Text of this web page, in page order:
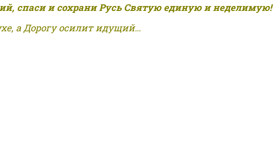
спаси и сохрани Русь Святую единую и неделимую!
а Дорогу осилит идущий...